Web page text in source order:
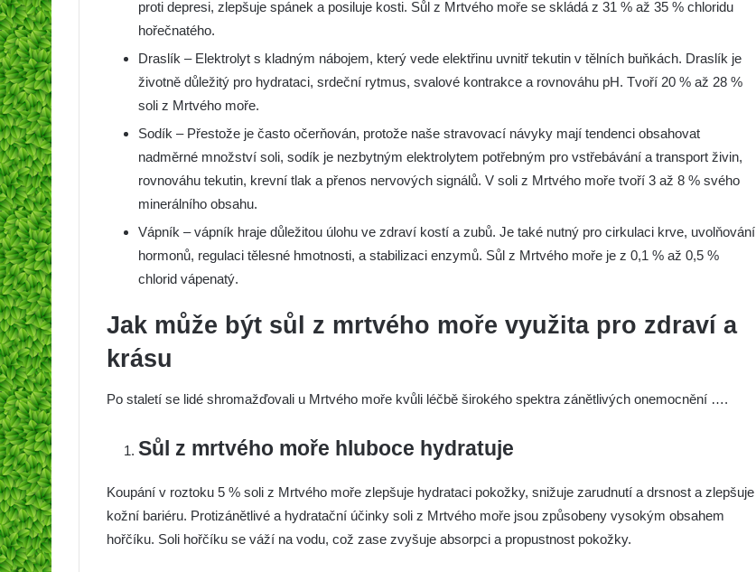
proti depresi, zlepšuje spánek a posiluje kosti. Sůl z Mrtvého moře se skládá z 31 % až 35 % chloridu
hořečnatého.
Draslík – Elektrolyt s kladným nábojem, který vede elektřinu uvnitř tekutin v tělních buňkách. Draslík je
životně důležitý pro hydrataci, srdeční rytmus, svalové kontrakce a rovnováhu pH. Tvoří 20 % až 28 %
soli z Mrtvého moře.
Sodík – Přestože je často očerňován, protože naše stravovací návyky mají tendenci obsahovat
nadměrné množství soli, sodík je nezbytným elektrolytem potřebným pro vstřebávání a transport živin,
rovnováhu tekutin, krevní tlak a přenos nervových signálů. V soli z Mrtvého moře tvoří 3 až 8 % svého
minerálního obsahu.
Vápník – vápník hraje důležitou úlohu ve zdraví kostí a zubů. Je také nutný pro cirkulaci krve, uvolňování
hormonů, regulaci tělesné hmotnosti, a stabilizaci enzymů. Sůl z Mrtvého moře je z 0,1 % až 0,5 %
chlorid vápenatý.
Jak může být sůl z mrtvého moře využita pro zdraví a
krásu
Po staletí se lidé shromažďovali u Mrtvého moře kvůli léčbě širokého spektra zánětlivých onemocnění ….
Sůl z mrtvého moře hluboce hydratuje
Koupání v roztoku 5 % soli z Mrtvého moře zlepšuje hydrataci pokožky, snižuje zarudnutí a drsnost a zlepšuje
kožní bariéru. Protizánětlivé a hydratační účinky soli z Mrtvého moře jsou způsobeny vysokým obsahem
hořčíku. Soli hořčíku se váží na vodu, což zase zvyšuje absorpci a propustnost pokožky.